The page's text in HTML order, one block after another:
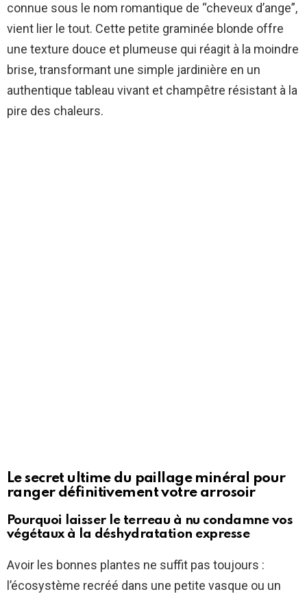
connue sous le nom romantique de “cheveux d’ange”,
vient lier le tout. Cette petite graminée blonde offre
une texture douce et plumeuse qui réagit à la moindre
brise, transformant une simple jardinière en un
authentique tableau vivant et champêtre résistant à la
pire des chaleurs.
Le secret ultime du paillage minéral pour
ranger définitivement votre arrosoir
Pourquoi laisser le terreau à nu condamne vos
végétaux à la déshydratation expresse
Avoir les bonnes plantes ne suffit pas toujours :
l’écosystème recréé dans une petite vasque ou un